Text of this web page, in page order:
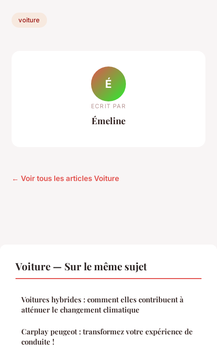
voiture
É
ECRIT PAR
Émeline
← Voir tous les articles Voiture
Voiture — Sur le même sujet
Voitures hybrides : comment elles contribuent à
atténuer le changement climatique
Carplay peugeot : transformez votre expérience de
conduite !